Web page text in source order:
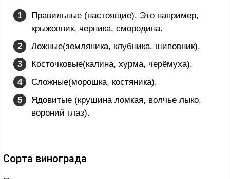
Правильные (настоящие). Это например,
крыжовник, черника, смородина.
Ложные(земляника, клубника, шиповник).
Косточковые(калина, хурма, черёмуха).
Сложные(морошка, костяника).
Ядовитые (крушина ломкая, волчье лыко,
вороний глаз).
Сорта винограда